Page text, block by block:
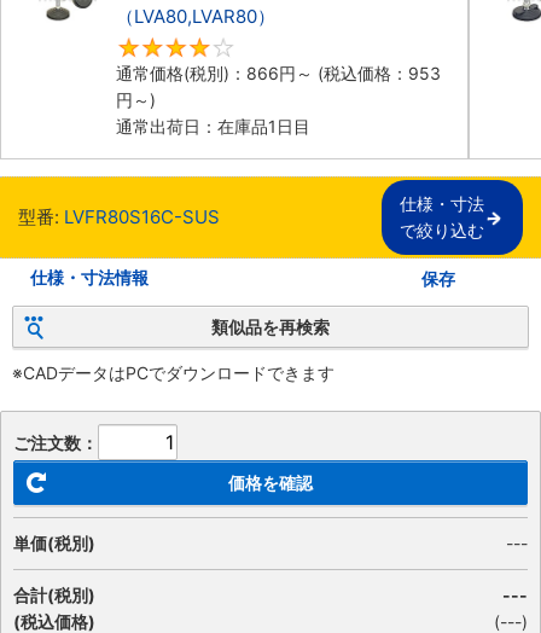
（LVA80,LVAR80）
通常価格(税別)： 866円 ～ (税込価格： 953
円 ～)
通常出荷日：在庫品1日目
型番: LVFR80S16C-SUS
仕様・寸法
で絞り込む
仕様・寸法情報 保存
類似品を再検索
※CADデータはPCでダウンロードできます
ご注文数：
価格を確認
単価(税別) ---
合計(税別)
(税込価格)
---
(---)